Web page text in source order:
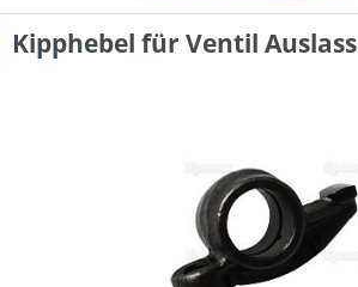
Kipphebel für Ventil Auslass